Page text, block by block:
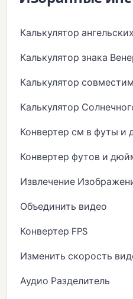
Калькулятор
Калькулятор знака
Калькулятор
Калькулятор
Конвертер см в футы и
Конвертер футов и
Извлечение
Объединить видео
Конвертер FPS
Изменить скорость
Аудио Разделитель